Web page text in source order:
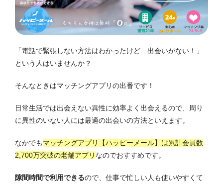
「電話で緊張しない方法はわかったけど…出会いがない！」
という人はいませんか？
そんなときはマッチングアプリの出番です！
日常生活では出会えない異性に効率よく出会えるので、周り
に異性のいない人には最適の出会いの方法といえます。
なかでもマッチングアプリ【ハッピーメール】は累計会員数
2,700万突破の老舗アプリ なのでおすすめです。
隙間時間で利用できるので、仕事で忙しい人も使いやすくて